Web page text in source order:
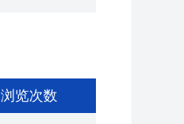
浏览次数